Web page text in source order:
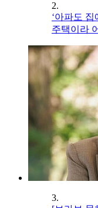
2.
‘아파도
주택이라
3.